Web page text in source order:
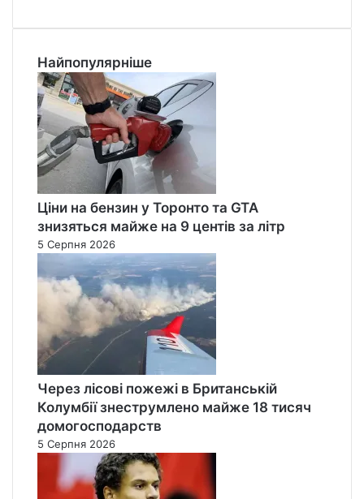
Найпопулярніше
Ціни на бензин у Торонто та GTA
знизяться майже на 9 центів за літр
5 Серпня 2026
Через лісові пожежі в Британській
Колумбії знеструмлено майже 18 тисяч
домогосподарств
5 Серпня 2026